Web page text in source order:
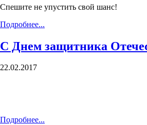
Спешите не упустить свой шанс!
Подробнее...
С Днем защитника
22.02.2017
Подробнее...